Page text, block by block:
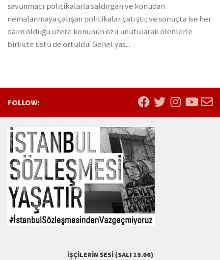
savunmacı politikalarla saldırgan ve konudan
nemalanmaya çalışan politikalar çatıştı; ve sonuçta ise her
daim olduğu üzere konunun özü unutularak ölenlerle
birlikte üstü de örtüldü. Genel yas...
FOLLOW:
İŞÇILERIN SESI (SALI 19.00)